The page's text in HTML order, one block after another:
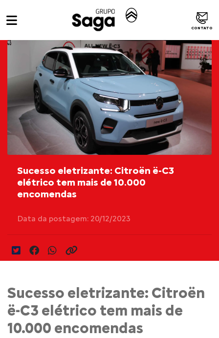
CONTATO
Sucesso eletrizante: Citroën ë-C3
elétrico tem mais de 10.000
encomendas
Data da postagem: 20/12/2023
Sucesso eletrizante: Citroën
ë-C3 elétrico tem mais de
10.000 encomendas